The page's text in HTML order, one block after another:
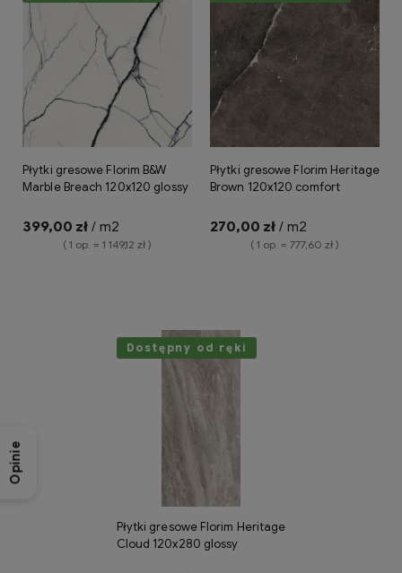
Płytki gresowe Florim B&W
Marble Breach 120x120 glossy
399,00 zł / m2
( 1 op. = 1 149,12 zł )
Płytki gresowe Florim Heritage
Brown 120x120 comfort
270,00 zł / m2
( 1 op. = 777,60 zł )
Płytki gresowe Florim Heritage
Cloud 120x280 glossy
Dostępny od ręki
Opinie